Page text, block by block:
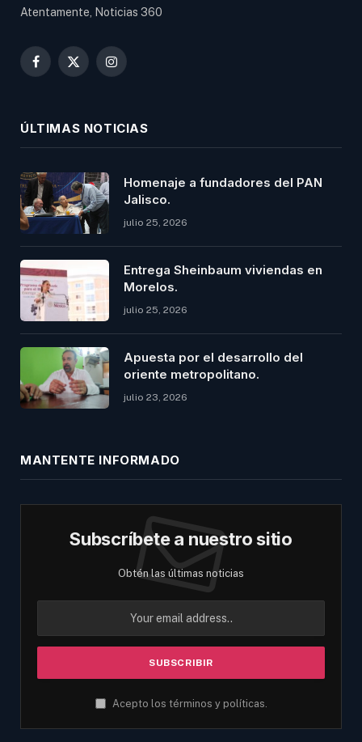
Atentamente, Noticias 360
Facebook
X
Instagram
ÚLTIMAS NOTICIAS
Homenaje a fundadores del PAN
Jalisco.
julio 25, 2026
Entrega Sheinbaum viviendas en
Morelos.
julio 25, 2026
Apuesta por el desarrollo del
oriente metropolitano.
julio 23, 2026
MANTENTE INFORMADO
Subscríbete a nuestro sitio
Obtén las últimas noticias
Acepto los términos y políticas.